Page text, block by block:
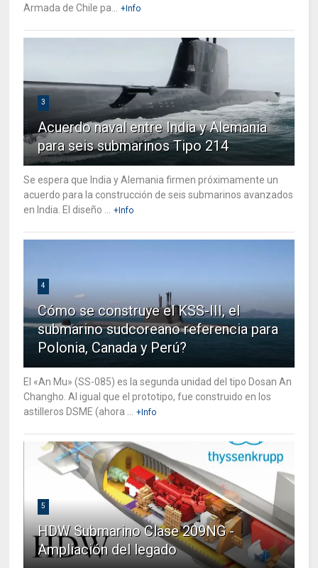
Armada de Chile pa...
+Info
3
Acuerdo naval entre India y Alemania
para seis submarinos Tipo 214
Se espera que India y Alemania firmen próximamente un
acuerdo para la construcción de seis submarinos avanzados
en India. El diseño ...
+Info
4
Cómo se construye el KSS-III, el
submarino sudcoreano referencia para
Polonia, Canada y Perú?
El «An Mu» (SS-085) es la segunda unidad del tipo Dosan An
Changho. Al igual que el prototipo, fue construido en los
astilleros DSME (ahora ...
+Info
5
HDW Submarino Clase 209NG -
Ampliación del legado